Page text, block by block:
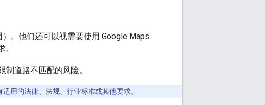
。他们还可以视需要使用 Google Maps
制道路不匹配的风险。
用的法律、法规、行业标准或其他要求。